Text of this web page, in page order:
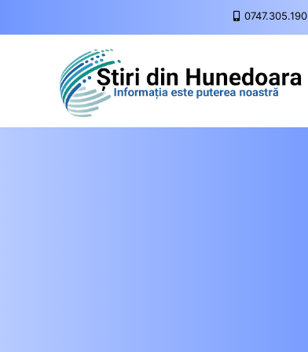
0747.305.190